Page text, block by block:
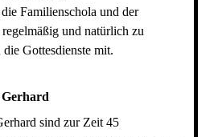
Familienschola und der
und natürlich zu
die Gottesdienste mit.
sind zur Zeit 45